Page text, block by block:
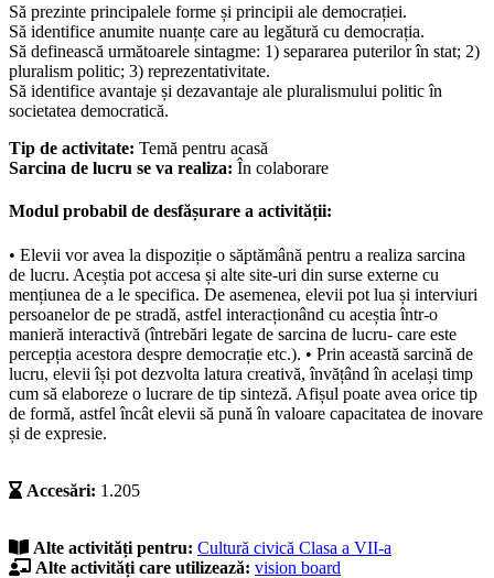
Să prezinte principalele forme și principii ale democrației.
Să identifice anumite nuanțe care au legătură cu democrația.
Să definească următoarele sintagme: 1) separarea puterilor în stat; 2)
pluralism politic; 3) reprezentativitate.
Să identifice avantaje și dezavantaje ale pluralismului politic în
societatea democratică.
Tip de activitate: Temă pentru acasă
Sarcina de lucru se va realiza: În colaborare
Modul probabil de desfășurare a activității:
• Elevii vor avea la dispoziție o săptămână pentru a realiza sarcina
de lucru. Aceștia pot accesa și alte site-uri din surse externe cu
mențiunea de a le specifica. De asemenea, elevii pot lua și interviuri
persoanelor de pe stradă, astfel interacționând cu aceștia într-o
manieră interactivă (întrebări legate de sarcina de lucru- care este
percepția acestora despre democrație etc.). • Prin această sarcină de
lucru, elevii își pot dezvolta latura creativă, învățând în același timp
cum să elaboreze o lucrare de tip sinteză. Afișul poate avea orice tip
de formă, astfel încât elevii să pună în valoare capacitatea de inovare
și de expresie.
Accesări: 1.205
Alte activități pentru: Cultură civică Clasa a VII-a
Alte activități care utilizează: vision board